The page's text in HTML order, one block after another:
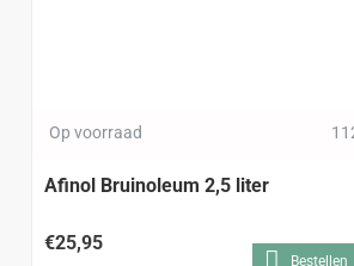
Op voorraad
Afinol Bruinoleum 2,5 liter
€25,95
Bestellen